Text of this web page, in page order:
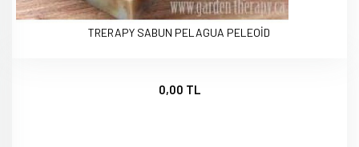
TRERAPY SABUN PELAGUA PELEOİD
0,00 TL